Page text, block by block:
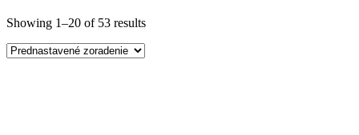
Showing 1–20 of 53 results